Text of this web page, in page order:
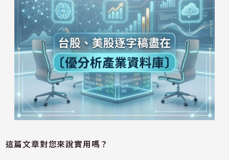
這篇文章對您來說實用嗎？